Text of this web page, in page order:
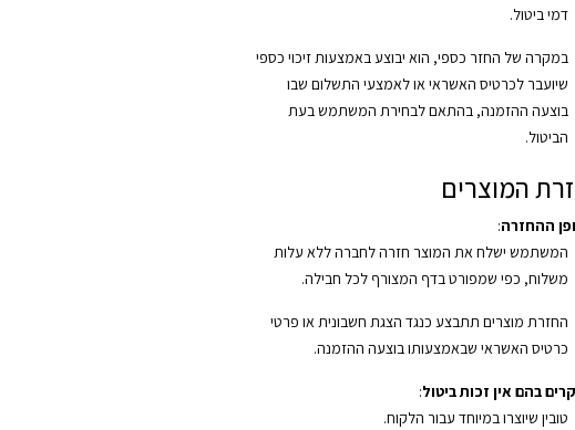
דמי ביטול.
במקרה של החזר כספי, הוא יבוצע באמצעות זיכוי כספי
שיועבר לכרטיס האשראי או לאמצעי התשלום שבו
בוצעה ההזמנה, בהתאם לבחירת המשתמש בעת
הביטול.
המוצרים
ההחזרה:
המשתמש ישלח את המוצר חזרה לחברה ללא עלות
משלוח, כפי שמפורט בדף המצורף לכל חבילה.
החזרת מוצרים תתבצע כנגד הצגת חשבונית או פרטי
כרטיס האשראי שבאמצעותו בוצעה ההזמנה.
בהם אין זכות ביטול:
טובין שיוצרו במיוחד עבור הלקוח.